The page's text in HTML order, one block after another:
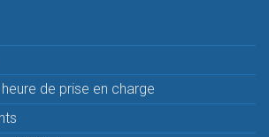
de prise en charge